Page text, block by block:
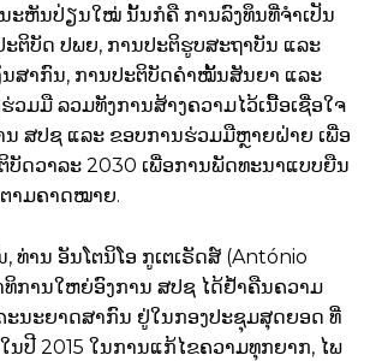
ະຫັນປ່ຽນໃໝ່ ນັ້ນກໍຄື ການລົງທຶນທີ່ຈໍາເປັນ
ຕິບັດ ປພຍ, ການປະຕິຮູບສະຖາບັນ ແລະ
ນສາກົນ, ການປະຕິບັດຄໍາໝັ້ນສັນຍາ ແລະ
ວມມື ລວມທັງການສ້າງຄວາມໄວ້ເນື້ອເຊື່ອໃຈ
ສປຊ ແລະ ຂອບການຮ່ວມມືຫຼາຍຝ່າຍ ເພື່ອ
ບັດວາລະ 2030 ເພື່ອການພັດທະນາແບບຍືນ
າມຄາດໝາຍ.
ທ່ານ ອັນໂຕນິໂອ ກູເຕເຣັດສ໌ (António
ທິການໃຫຍ່ອົງການ ສປຊ ໄດ້ຢໍ້າຄືນຄວາມ
ນະຍາດສາກົນ ຢູ່ໃນກອງປະຊຸມສຸດຍອດ ທີ່
ນປີ 2015 ໃນການແກ້ໄຂຄວາມທຸກຍາກ, ໄພ